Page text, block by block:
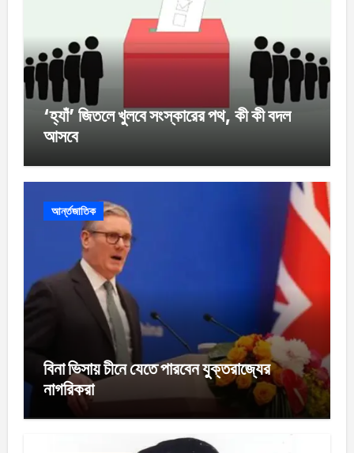
‘হ্যাঁ’ জিতলে খুলবে সংস্কারের পথ, কী কী বদল
আসবে
আর্ন্তজাতিক
বিনা ভিসায় চীনে যেতে পারবেন যুক্তরাজ্যের
নাগরিকরা